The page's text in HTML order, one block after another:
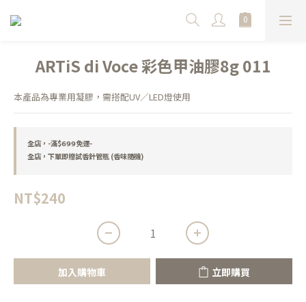
ARTiS di Voce 彩色甲油膠8g 011
本產品為專業用凝膠，需搭配UV／LED燈使用
全店，-滿$𝟲𝟵𝟵免運-
全店，下單即贈試香針管瓶 (香味隨機)
NT$240
加入購物車 立即購買